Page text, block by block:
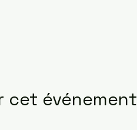
cet événement